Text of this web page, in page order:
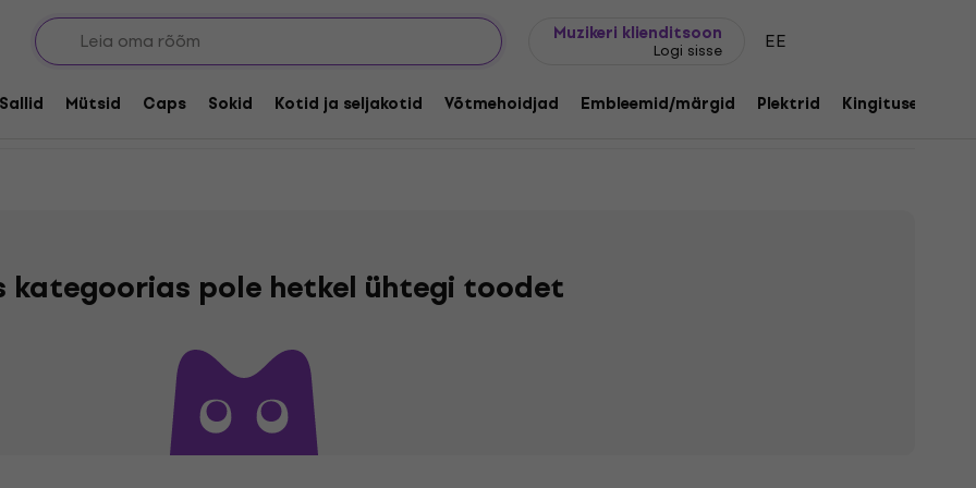
Muzikeri klienditsoon
Logi sisse EE
Sallid Mütsid Caps Sokid Kotid ja seljakotid Võtmehoidjad Embleemid/märgid Plektrid Kingitused
kategoorias pole hetkel ühtegi toodet